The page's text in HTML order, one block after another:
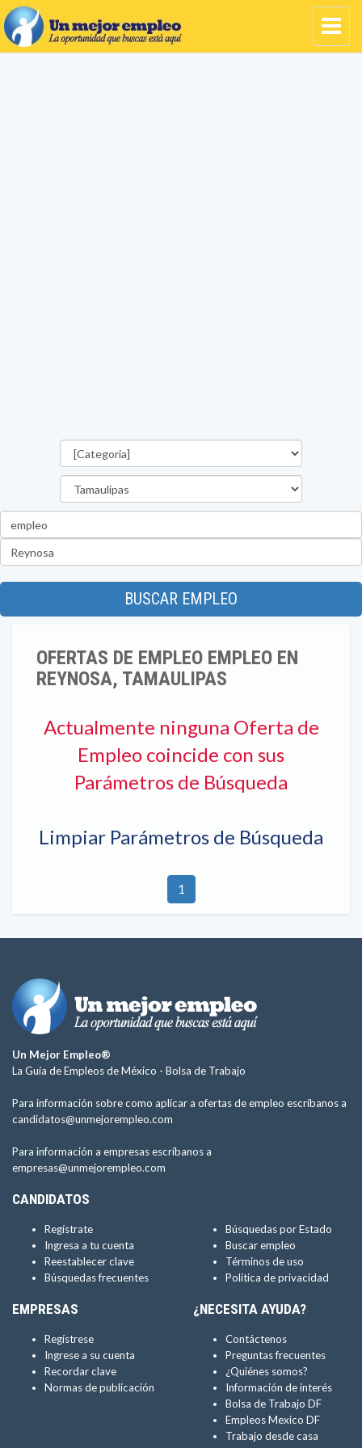
BUSCAR EMPLEO
OFERTAS DE EMPLEO EMPLEO EN
REYNOSA, TAMAULIPAS
Actualmente ninguna Oferta de
Empleo coincide con sus
Parámetros de Búsqueda
Limpiar Parámetros de Búsqueda
1
Un Mejor Empleo®
La Guía de Empleos de México - Bolsa de Trabajo
Para información sobre como aplicar a ofertas de empleo escríbanos a
candidatos@unmejorempleo.com
Para información a empresas escríbanos a
empresas@unmejorempleo.com
CANDIDATOS
Regístrate
Ingresa a tu cuenta
Reestablecer clave
Búsquedas frecuentes
Búsquedas por Estado
Buscar empleo
Términos de uso
Política de privacidad
EMPRESAS
Regístrese
Ingrese a su cuenta
Recordar clave
Normas de publicación
¿NECESITA AYUDA?
Contáctenos
Preguntas frecuentes
¿Quiénes somos?
Información de interés
Bolsa de Trabajo DF
Empleos Mexico DF
Trabajo desde casa